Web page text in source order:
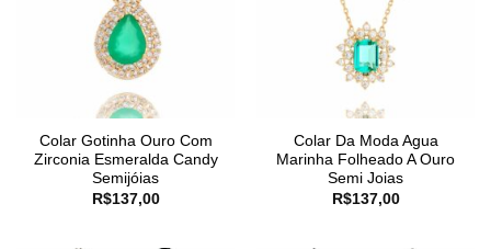
Colar Gotinha Ouro Com
Zirconia Esmeralda Candy
Semijóias
R$137,00
Colar Da Moda Agua
Marinha Folheado A Ouro
Semi Joias
R$137,00